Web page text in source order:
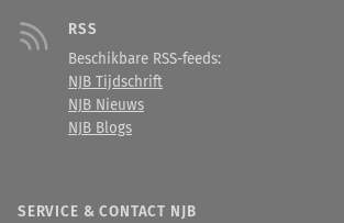
RSS
Beschikbare RSS-feeds:
NJB Tijdschrift
NJB Nieuws
NJB Blogs
SERVICE & CONTACT NJB